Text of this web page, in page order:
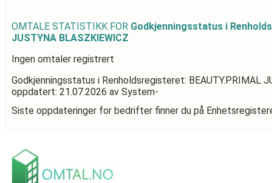
OMTALE STATISTIKK FOR Godkjenningsstatus i
JUSTYNA BLASZKIEWICZ
Ingen omtaler registrert
Godkjenningsstatus i Renholdsregisteret: BEAUTY.PRIMAL
oppdatert: 21.07.2026 av System-
Siste oppdateringer for bedrifter finner du på